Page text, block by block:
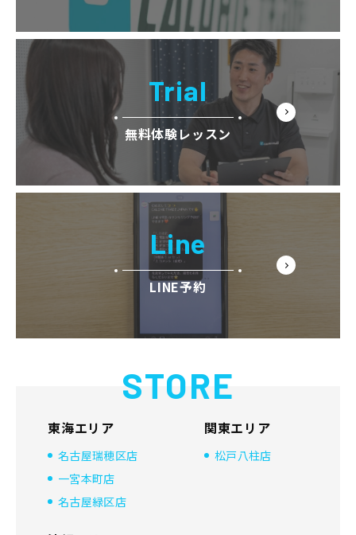
Trial
無料体験レッスン
Line
LINE予約
STORE
東海エリア
名古屋瑞穂区店
一宮本町店
名古屋緑区店
関東エリア
松戸八柱店